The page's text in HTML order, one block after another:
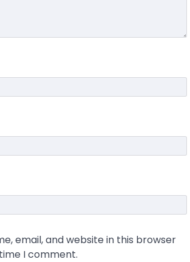
email, and website in this browser
I comment.